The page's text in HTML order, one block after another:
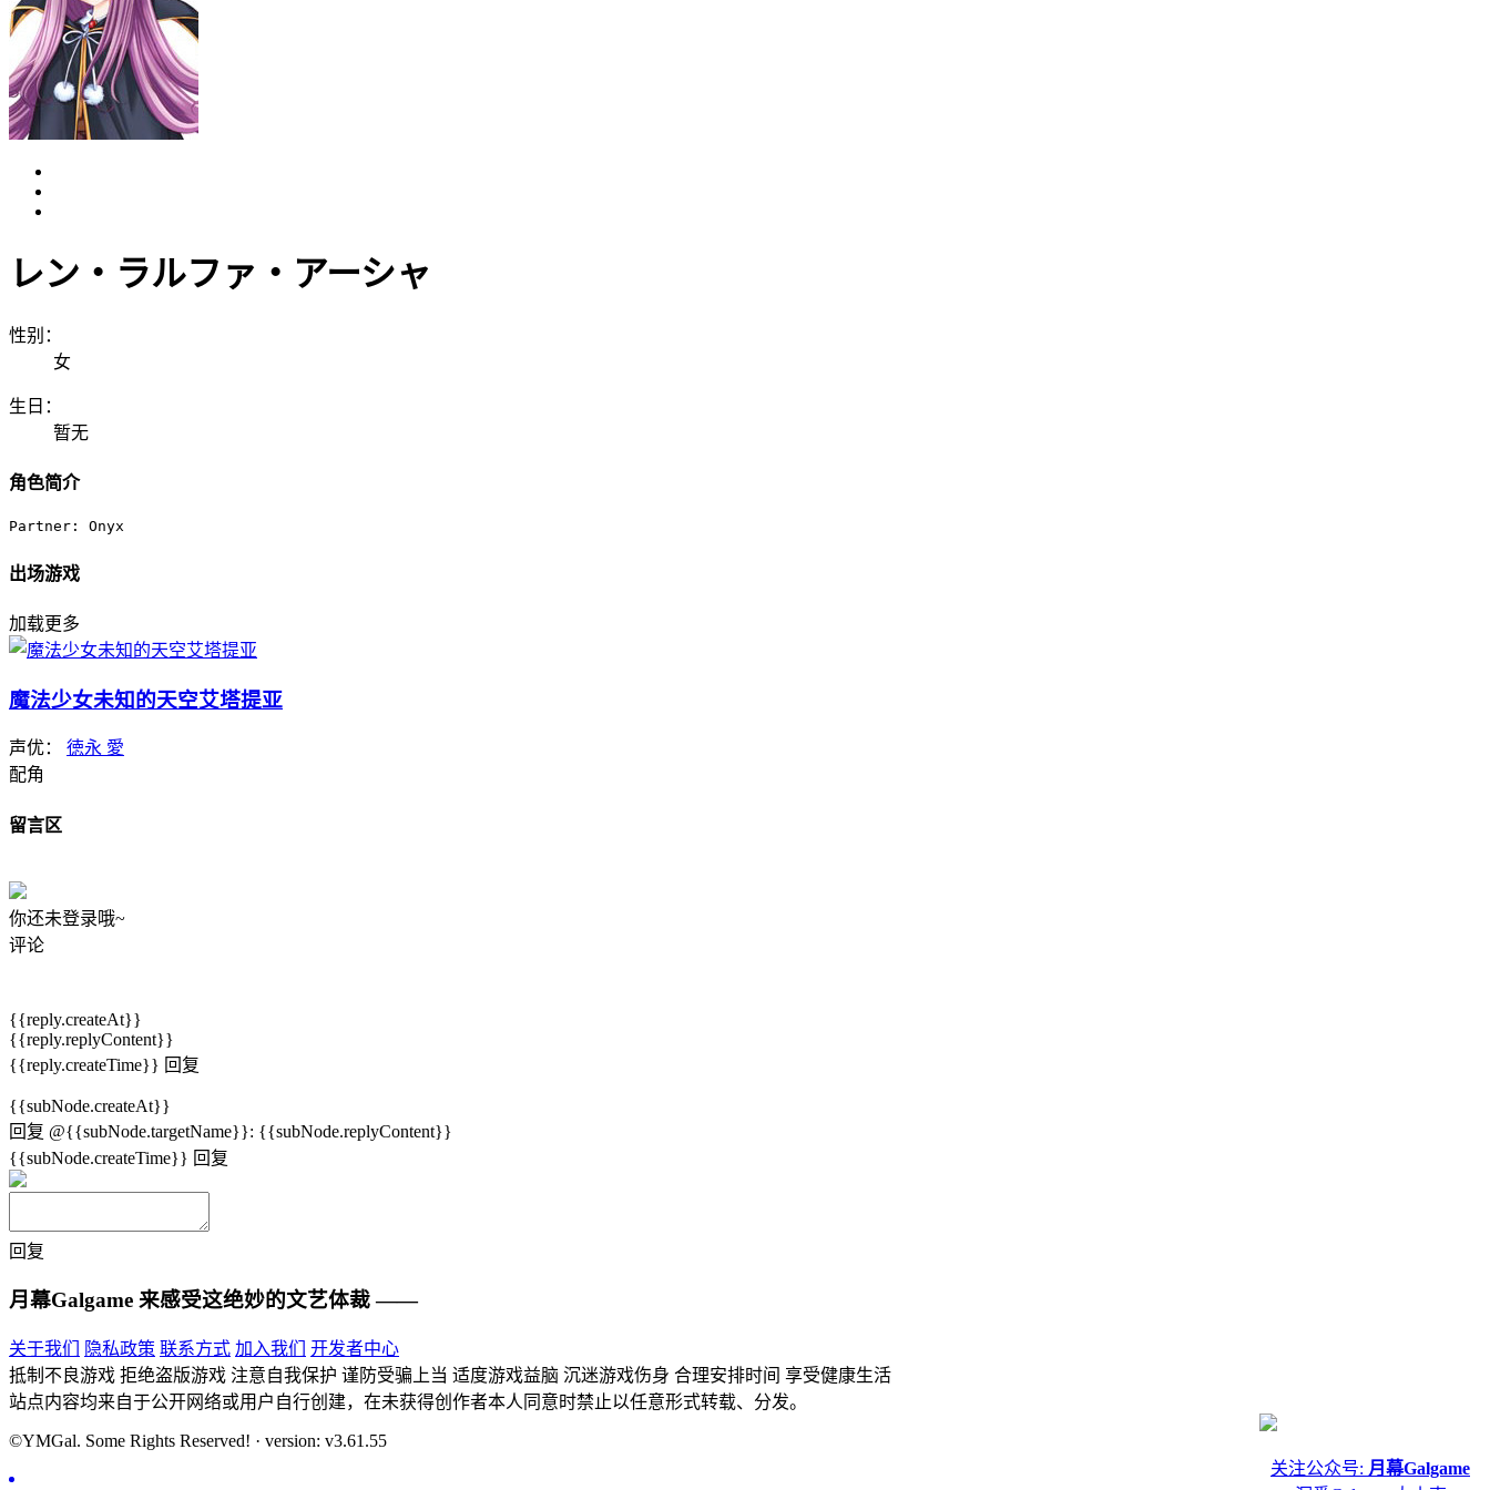
レン・ラルファ・アーシャ
性别：
女
生日：
暂无
角色简介
Partner: Onyx
出场游戏
加载更多
魔法少女未知的天空艾塔提亚
声优： 徳永 愛
配角
留言区
你还未登录哦~
评论
{{reply.createAt}}
{{reply.replyContent}}
{{reply.createTime}} 回复
{{subNode.createAt}}
回复 @{{subNode.targetName}}: {{subNode.replyContent}}
{{subNode.createTime}} 回复
回复
月幕Galgame 来感受这绝妙的文艺体裁 ——
关于我们 隐私政策 联系方式 加入我们
开发者中心
抵制不良游戏 拒绝盗版游戏 注意自我保护 谨防受骗上当 适度游戏益脑 沉迷游戏伤身 合理安排时间 享受健康生活
站点内容均来自于公开网络或用户自行创建，在未获得创作者本人同意时禁止以任意形式转载、分发。
关注公众号: 月幕Galgame
©YMGal. Some Rights Reserved! · version: v3.61.55